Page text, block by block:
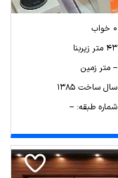
0 خواب
43 متر زیربنا
-- متر زمین
سال ساخت 1385
شماره طبقه: --